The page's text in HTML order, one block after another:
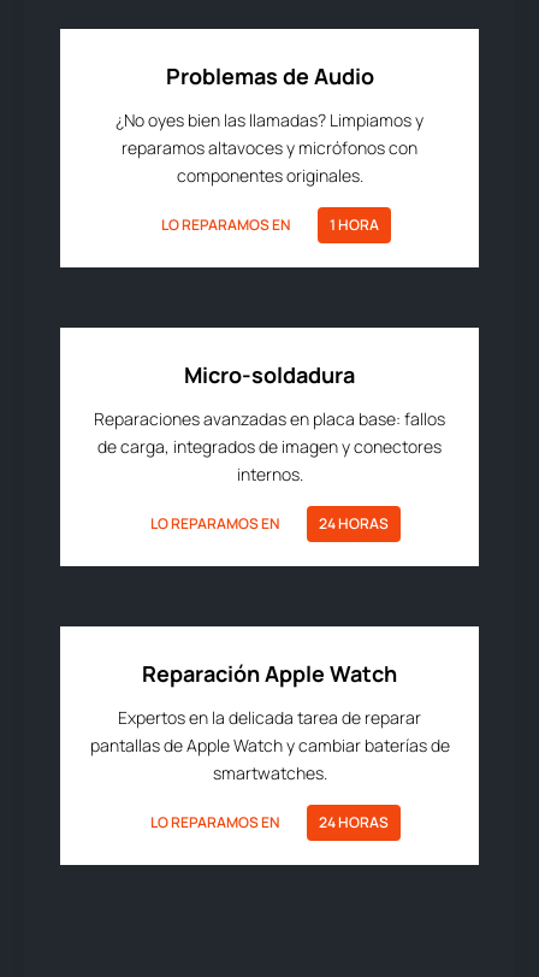
Problemas de Audio
¿No oyes bien las llamadas? Limpiamos y
reparamos altavoces y micrófonos con
componentes originales.
LO REPARAMOS EN 1 HORA
Micro-soldadura
Reparaciones avanzadas en placa base: fallos
de carga, integrados de imagen y conectores
internos.
LO REPARAMOS EN 24 HORAS
Reparación Apple Watch
Expertos en la delicada tarea de reparar
pantallas de Apple Watch y cambiar baterías de
smartwatches.
LO REPARAMOS EN 24 HORAS